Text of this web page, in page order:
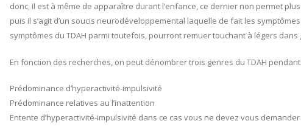
donc, il est à même de apparaître durant l’enfance, ce dernier non permet
puis il s’agit d’un soucis neurodéveloppemental laquelle de fait les
symptômes du TDAH parmi toutefois, pourront remuer touchant à légers dans
En fonction des recherches, on peut dénombrer trois genres du TDAH
Prédominance d’hyperactivité-impulsivité
Prédominance relatives au l’inattention
Entente d’hyperactivité-impulsivité dans ce cas vous ne devez vous demander